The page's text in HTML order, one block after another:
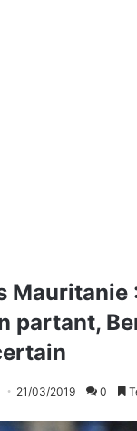
Mauritanie
partant,
21/03/2019 0